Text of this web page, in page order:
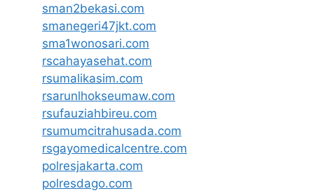
sman2bekasi.com
smanegeri47jkt.com
sma1wonosari.com
rscahayasehat.com
rsumalikasim.com
rsarunlhokseumaw.com
rsufauziahbireu.com
rsumumcitrahusada.com
rsgayomedicalcentre.com
polresjakarta.com
polresdago.com